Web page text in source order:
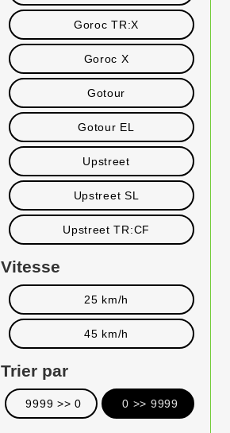
Goroc TR:X
Goroc X
Gotour
Gotour EL
Upstreet
Upstreet SL
Upstreet TR:CF
Vitesse
25 km/h
45 km/h
Trier par
9999 >> 0 0 >> 9999